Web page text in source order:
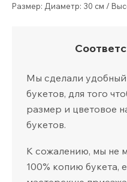
Размер: Диаметр: 30 см /
Мы сделали удобный
букетов, для того
размер и цветовое
букетов.
К сожалению, мы не
100% копию букета,